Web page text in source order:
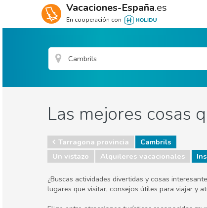
Vacaciones-España.es
En cooperación con
Las mejores cosas
Tarragona provincia
Cambrils
Un vistazo
Alquileres vacacionales
¿Buscas actividades divertidas y cosas
lugares que visitar, consejos útiles para viajar y